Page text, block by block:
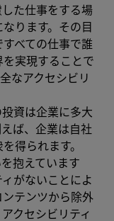
た仕事をする場
ります。その目
べての仕事で誰
実現することで
なアクセシビリ
資は企業に多大
ば、企業は自社
得られます。
抱えています
がないことによ
テンツから除外
クセシビリティ